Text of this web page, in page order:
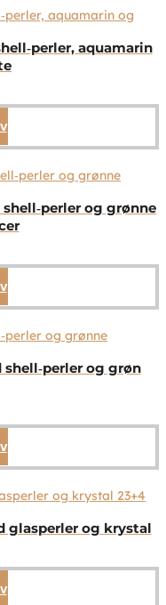
aquamarin
og grønne
og grøn
glasperler og krystal